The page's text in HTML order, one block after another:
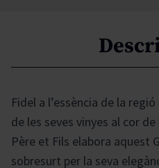
Fidel a l’essència de la
de les seves vinyes al cor
Père et Fils elabora aquest
sobresurt per la seva